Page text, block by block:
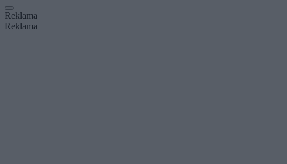
Reklama
Reklama